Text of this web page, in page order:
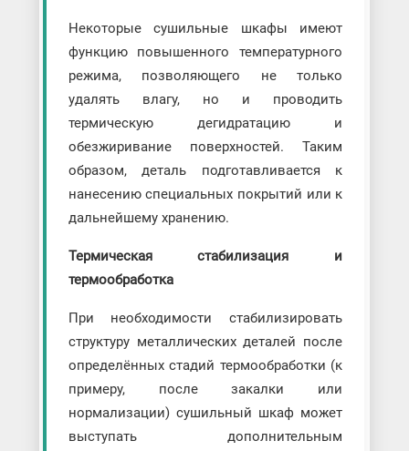
Некоторые сушильные шкафы имеют
функцию повышенного температурного
режима, позволяющего не только
удалять влагу, но и проводить
термическую дегидратацию и
обезжиривание поверхностей. Таким
образом, деталь подготавливается к
нанесению специальных покрытий или к
дальнейшему хранению.
Термическая стабилизация и
термообработка
При необходимости стабилизировать
структуру металлических деталей после
определённых стадий термообработки (к
примеру, после закалки или
нормализации) сушильный шкаф может
выступать дополнительным